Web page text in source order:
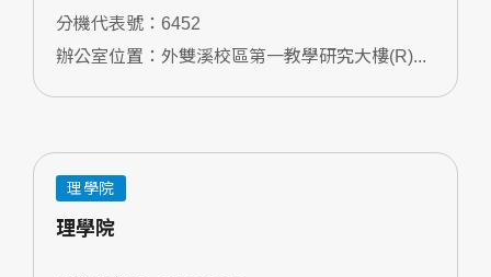
分機代表號：6452
辦公室位置：外雙溪校區第一教學研究大樓(R)...
理學院
理學院